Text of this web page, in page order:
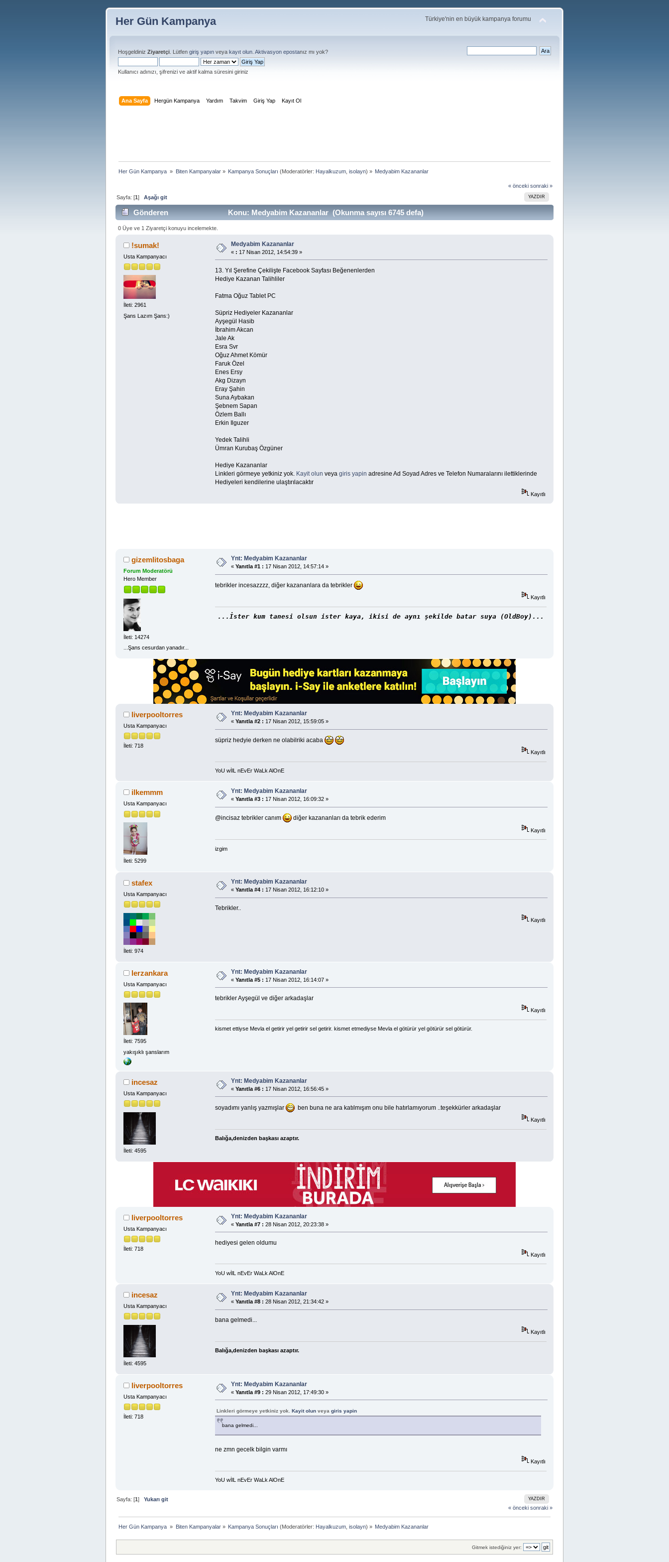
Her Gün Kampanya Türkiye'nin en büyük kampanya forumu
Hoşgeldiniz Ziyaretçi . Lütfen giriş yapın veya kayıt olun Aktivasyon epostanız mı yok?
Kullanıcı adınızı, şifrenizi ve aktif kalma süresini giriniz
Ana Sayfa Hergün Kampanya Yardım Takvim Giriş Yap Kayıt Ol
Her Gün Kampanya » Biten Kampanyalar» Kampanya Sonuçları (Moderatörler: Hayalkuzum, isolayn) » Medyabim Kazananlar
« önceki sonraki »
YAZDIR
Sayfa: [1]Aşağı git
Gönderen Konu: Medyabim Kazananlar (Okunma sayısı 6745 defa)
0 Üye ve 1 Ziyaretçi konuyu incelemekte.
!sumak!
Usta Kampanyacı
İleti: 2961
Şans Lazım Şans:)
Medyabim Kazananlar
« : 17 Nisan 2012, 14:54:39 »
13. Yıl Şerefine Çekilişte Facebook Sayfası Beğenenlerden
Hediye Kazanan Talihliler
Fatma Oğuz Tablet PC
Süpriz Hediyeler Kazananlar
Ayşegül Hasib
İbrahim Akcan
Jale Ak
Esra Svr
Oğuz Ahmet Kömür
Faruk Özel
Enes Ersy
Akg Dizayn
Eray Şahin
Suna Aybakan
Şebnem Sapan
Özlem Ballı
Erkin Ilguzer
Yedek Talihli
Ümran Kurubaş Özgüner
Hediye Kazananlar
Linkleri görmeye yetkiniz yok. Kayit olun veya giris yapin adresine Ad Soyad Adres ve Telefon Numaralarını ilettiklerinde
Hediyeleri kendilerine ulaştırılacaktır
Kayıtlı
gizemlitosbaga
Forum Moderatörü
Hero Member
İleti: 14274
...Şans cesurdan yanadır...
Ynt: Medyabim Kazananlar
« Yanıtla #1 : 17 Nisan 2012, 14:57:14 »
tebrikler incesazzzz, diğer kazananlara da tebrikler
Kayıtlı
...İster kum tanesi olsun ister kaya, ikisi de aynı şekilde batar suya (OldBoy)...
liverpooltorres
Usta Kampanyacı
İleti: 718
Ynt: Medyabim Kazananlar
« Yanıtla #2 : 17 Nisan 2012, 15:59:05 »
süpriz hedyie derken ne olabilriki acaba
Kayıtlı
YoU wİlL nEvEr WaLk AlOnE
ilkemmm
Usta Kampanyacı
İleti: 5299
Ynt: Medyabim Kazananlar
« Yanıtla #3 : 17 Nisan 2012, 16:09:32 »
@incisaz tebrikler canım diğer kazananları da tebrik ederim
Kayıtlı
izgim
stafex
Usta Kampanyacı
İleti: 974
Ynt: Medyabim Kazananlar
« Yanıtla #4 : 17 Nisan 2012, 16:12:10 »
Tebrikler..
Kayıtlı
lerzankara
Usta Kampanyacı
İleti: 7595
yakışıklı şanslarım
Ynt: Medyabim Kazananlar
« Yanıtla #5 : 17 Nisan 2012, 16:14:07 »
tebrikler Ayşegül ve diğer arkadaşlar
Kayıtlı
kismet ettiyse Mevla el getirir yel getirir sel getirir. kismet etmediyse Mevla el götürür yel götürür sel götürür.
incesaz
Usta Kampanyacı
İleti: 4595
Ynt: Medyabim Kazananlar
« Yanıtla #6 : 17 Nisan 2012, 16:56:45 »
soyadımı yanlış yazmışlar ben buna ne ara katılmışım onu bile hatırlamıyorum ..teşekkürler arkadaşlar
Kayıtlı
Balığa,denizden başkası azaptır.
liverpooltorres
Usta Kampanyacı
İleti: 718
Ynt: Medyabim Kazananlar
« Yanıtla #7 : 28 Nisan 2012, 20:23:38 »
hediyesi gelen oldumu
Kayıtlı
YoU wİlL nEvEr WaLk AlOnE
incesaz
Usta Kampanyacı
İleti: 4595
Ynt: Medyabim Kazananlar
« Yanıtla #8 : 28 Nisan 2012, 21:34:42 »
bana gelmedi...
Kayıtlı
Balığa,denizden başkası azaptır.
liverpooltorres
Usta Kampanyacı
İleti: 718
Ynt: Medyabim Kazananlar
« Yanıtla #9 : 29 Nisan 2012, 17:49:30 »
Linkleri görmeye yetkiniz yok. Kayit olunveya giris yapin
bana gelmedi...
ne zmn gecelk bilgin varmı
Kayıtlı
YoU wİlL nEvEr WaLk AlOnE
YAZDIR
Sayfa: [1]Yukarı git
« önceki sonraki »
Her Gün Kampanya » Biten Kampanyalar» Kampanya Sonuçları (Moderatörler: Hayalkuzum, isolayn) » Medyabim Kazananlar
Gitmek istediğiniz yer: